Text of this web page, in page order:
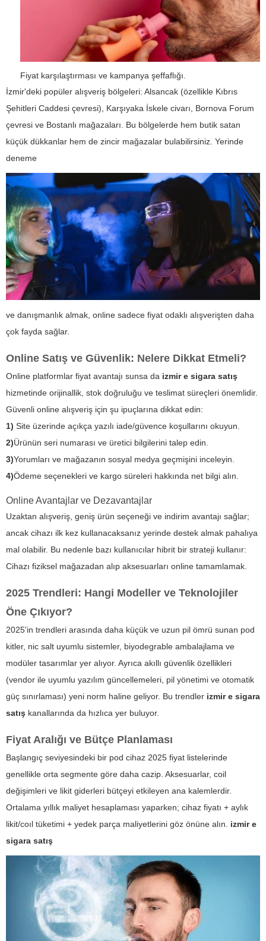
Fiyat karşılaştırması ve kampanya şeffaflığı.
İzmir'deki popüler alışveriş bölgeleri: Alsancak (özellikle Kıbrıs
Şehitleri Caddesi çevresi), Karşıyaka İskele civarı, Bornova Forum
çevresi ve Bostanlı mağazaları. Bu bölgelerde hem butik satan
küçük dükkanlar hem de zincir mağazalar bulabilirsiniz. Yerinde
deneme
ve danışmanlık almak, online sadece fiyat odaklı alışverişten daha
çok fayda sağlar.
Online Satış ve Güvenlik: Nelere Dikkat Etmeli?
Online platformlar fiyat avantajı sunsa da izmir e sigara satış
hizmetinde orijinallik, stok doğruluğu ve teslimat süreçleri önemlidir.
Güvenli online alışveriş için şu ipuçlarına dikkat edin:
1) Site üzerinde açıkça yazılı iade/güvence koşullarını okuyun.
2)Ürünün seri numarası ve üretici bilgilerini talep edin.
3)Yorumları ve mağazanın sosyal medya geçmişini inceleyin.
4)Ödeme seçenekleri ve kargo süreleri hakkında net bilgi alın.
Online Avantajlar ve Dezavantajlar
Uzaktan alışveriş, geniş ürün seçeneği ve indirim avantajı sağlar;
ancak cihazı ilk kez kullanacaksanız yerinde destek almak pahalıya
mal olabilir. Bu nedenle bazı kullanıcılar hibrit bir strateji kullanır:
Cihazı fiziksel mağazadan alıp aksesuarları online tamamlamak.
2025 Trendleri: Hangi Modeller ve Teknolojiler
Öne Çıkıyor?
2025'in trendleri arasında daha küçük ve uzun pil ömrü sunan pod
kitler, nic salt uyumlu sistemler, biyodegrable ambalajlama ve
modüler tasarımlar yer alıyor. Ayrıca akıllı güvenlik özellikleri
(vendor ile uyumlu yazılım güncellemeleri, pil yönetimi ve otomatik
güç sınırlaması) yeni norm haline geliyor. Bu trendler izmir e sigara
satış kanallarında da hızlıca yer buluyor.
Fiyat Aralığı ve Bütçe Planlaması
Başlangıç seviyesindeki bir pod cihaz 2025 fiyat listelerinde
genellikle orta segmente göre daha cazip. Aksesuarlar, coil
değişimleri ve likit giderleri bütçeyi etkileyen ana kalemlerdir.
Ortalama yıllık maliyet hesaplaması yaparken; cihaz fiyatı + aylık
likit/coıl tüketimi + yedek parça maliyetlerini göz önüne alın. izmir e
sigara satış